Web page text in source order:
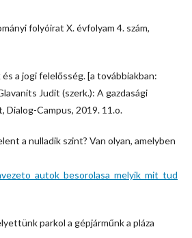
folyóirat X. évfolyam 4. szám,
a jogi felelősség. [a továbbiakban:
Judit (szerk.): A gazdasági
Dialog-Campus, 2019. 11.o.
a nulladik szint? Van olyan, amelyben
parkol a gépjárműnk a pláza